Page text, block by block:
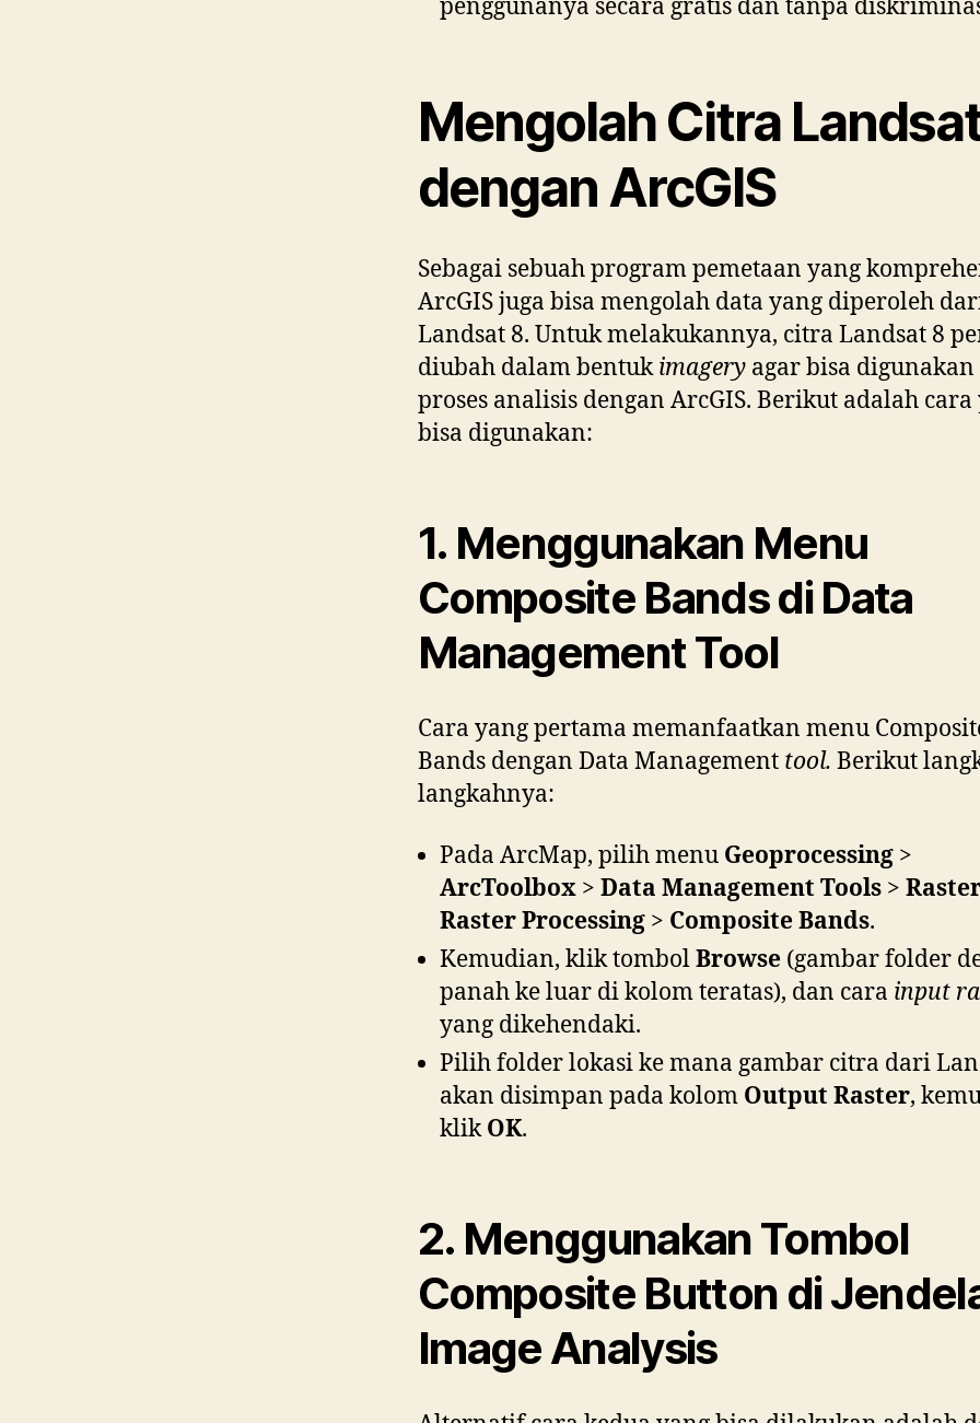
penggunanya secara gratis dan tanpa
Mengolah Citra
dengan ArcGIS
Sebagai sebuah program pemetaan yang
ArcGIS juga bisa mengolah data yang diperoleh
Landsat 8. Untuk melakukannya, citra Landsat 8
diubah dalam bentukimagery agar bisa
proses analisis dengan ArcGIS. Berikut adalah cara
bisa digunakan:
1. Menggunakan Menu
Composite Bands di Data
Management Tool
Cara yang pertama memanfaatkan menu
Bands dengan Data Management tool. Berikut
langkahnya:
Pada ArcMap, pilih menu Geoprocessing >
ArcToolbox > Data Management Tools >
Raster Processing > Composite Bands.
Kemudian, klik tombolBrowse (gambar folder
panah ke luar di kolom teratas), dan cara input
yang dikehendaki.
Pilih folder lokasi ke mana gambar citra dari
akan disimpan pada kolom Output Raster,
klikOK.
2. Menggunakan Tombol
Composite Button di
Image Analysis